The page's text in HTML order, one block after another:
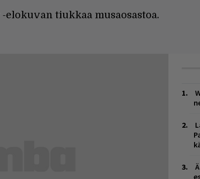
elokuvan tiukkaa musaosastoa.